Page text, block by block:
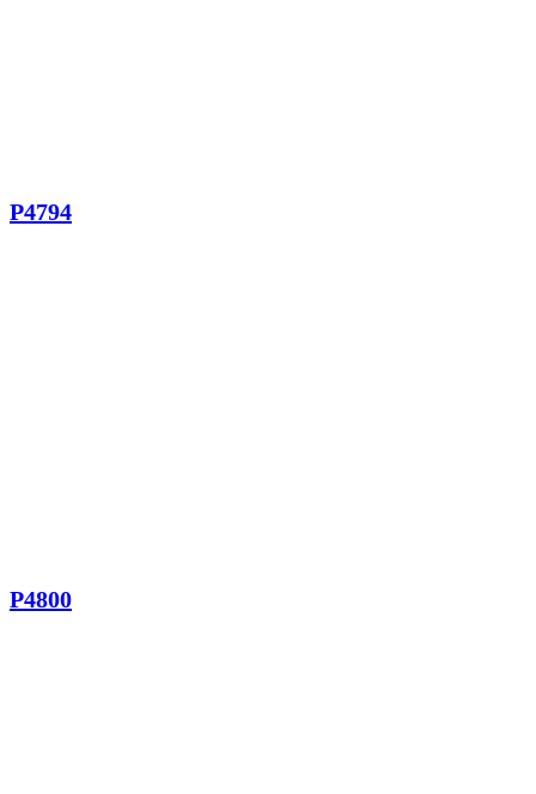
P4794
P4800